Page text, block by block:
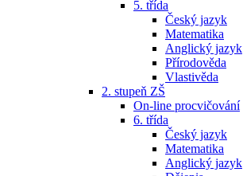
5. třída
Český jazyk
Matematika
Anglický jazyk
Přírodověda
Vlastivěda
2. stupeň ZŠ
On-line procvičování
6. třída
Český jazyk
Matematika
Anglický jazyk